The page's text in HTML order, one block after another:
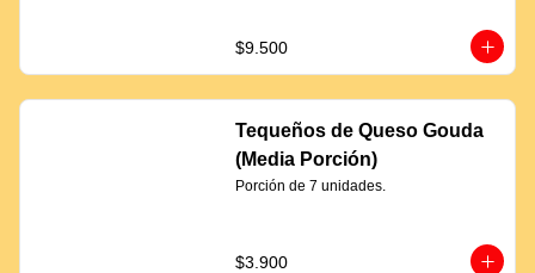
$9.500
Tequeños de Queso Gouda
(Media Porción)
Porción de 7 unidades.
$3.900